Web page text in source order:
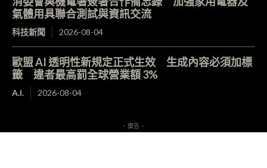
氣體用具聯合測試與資訊交流
科技新聞 2026-08-04
歐盟 AI 透明性新規定正式生效 生成內容必須加標
籤 違者最高罰全球營業額 3%
A.I. 2026-08-04
- 廣告 -